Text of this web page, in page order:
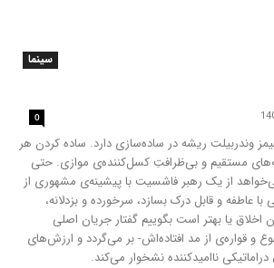
سینما
0
وندربیلت ریشه در ساده­‌سازی دارد. ساده کردن هر
مستقیم و بی‌ظرافتِ کسل­‌کننده‌ی موازی. حتی
از یک رهبر فاشسیت با پیشینه‌ی مشهوری از
عاطفه و قابل درک بسازد، سرخورده و بزدلانه،
یا بهتر است بگوییم گفتار جریان اصلی
و قواره­‌ی از مد افتاده­‌اش- بر می‌گردد و ارزش­‌های
ناامیدکننده­ نشخوار می‌کند.